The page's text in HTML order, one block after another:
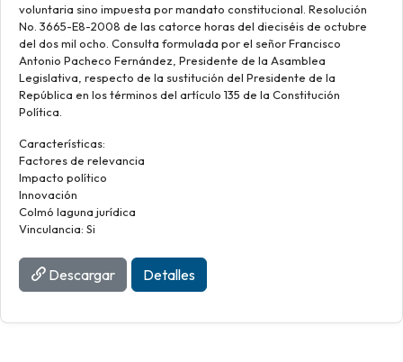
voluntaria sino impuesta por mandato constitucional. Resolución
No. 3665-E8-2008 de las catorce horas del dieciséis de octubre
del dos mil ocho. Consulta formulada por el señor Francisco
Antonio Pacheco Fernández, Presidente de la Asamblea
Legislativa, respecto de la sustitución del Presidente de la
República en los términos del artículo 135 de la Constitución
Política.
Características:
Factores de relevancia
Impacto político
Innovación
Colmó laguna jurídica
Vinculancia: Si
Descargar Detalles